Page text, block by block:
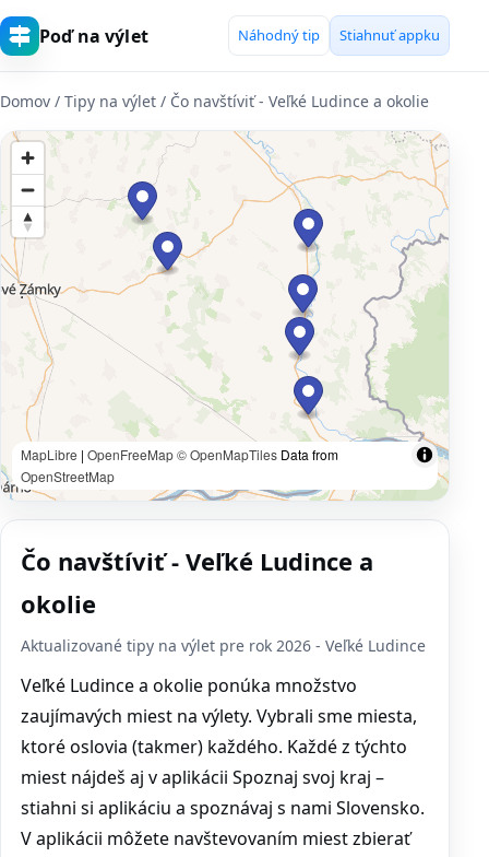
Poď na výlet Náhodný tip Stiahnuť appku
Domov / Tipy na výlet / Čo navštíviť - Veľké Ludince a okolie
MapLibre | OpenFreeMap© OpenMapTiles Data from
OpenStreetMap
Čo navštíviť - Veľké Ludince a
okolie
Aktualizované tipy na výlet pre rok 2026 - Veľké Ludince
Veľké Ludince a okolie ponúka množstvo
zaujímavých miest na výlety. Vybrali sme miesta,
ktoré oslovia (takmer) každého. Každé z týchto
miest nájdeš aj v aplikácii Spoznaj svoj kraj –
stiahni si aplikáciu a spoznávaj s nami Slovensko.
V aplikácii môžete navštevovaním miest zbierať